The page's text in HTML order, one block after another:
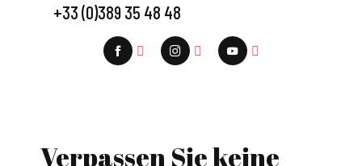
+33 (0)389 35 48 48
Verpassen Sie keine